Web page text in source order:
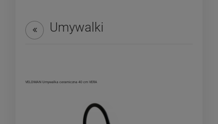
Umywalki
VELDMAN Umywalka ceramiczna 40 cm VERA